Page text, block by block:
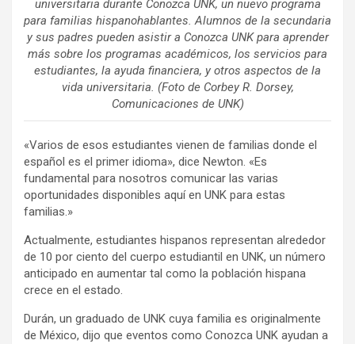
universitaria durante Conozca UNK, un nuevo programa
para familias hispanohablantes. Alumnos de la secundaria
y sus padres pueden asistir a Conozca UNK para aprender
más sobre los programas académicos, los servicios para
estudiantes, la ayuda financiera, y otros aspectos de la
vida universitaria. (Foto de Corbey R. Dorsey,
Comunicaciones de UNK)
«Varios de esos estudiantes vienen de familias donde el
español es el primer idioma», dice Newton. «Es
fundamental para nosotros comunicar las varias
oportunidades disponibles aquí en UNK para estas
familias.»
Actualmente, estudiantes hispanos representan alrededor
de 10 por ciento del cuerpo estudiantil en UNK, un número
anticipado en aumentar tal como la población hispana
crece en el estado.
Durán, un graduado de UNK cuya familia es originalmente
de México, dijo que eventos como Conozca UNK ayudan a